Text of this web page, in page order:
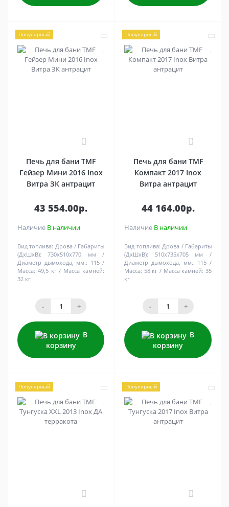
Популярный
Печь для бани TMF
Гейзер Мини 2016 Inox
Витра ЗК антрацит
43 554.00р.
Наличие В наличии
Вид топлива: Дрова
Габариты
(ДхШхВ):
730х510х770 мм
Диаметр дымохода, мм.: 115
Масса: 49,5 кг
Масса камней:
32 кг
- +
В
корзину
Популярный
Печь для бани TMF
Компакт 2017 Inox
Витра антрацит
44 164.00р.
Наличие В наличии
Вид топлива: Дрова
Габариты
(ДхШхВ):
510х735х705 мм
Диаметр дымохода, мм.: 115
Масса: 58 кг Масса камней: 35
кг
- +
В
корзину
Популярный Популярный